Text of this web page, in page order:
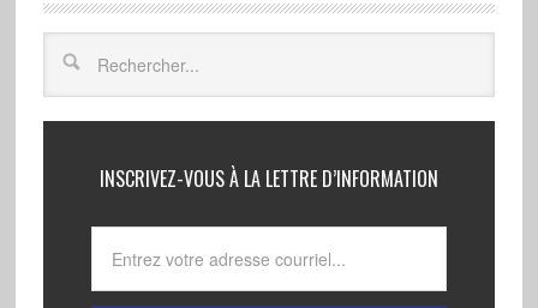
INSCRIVEZ-VOUS À LA LETTRE D’INFORMATION